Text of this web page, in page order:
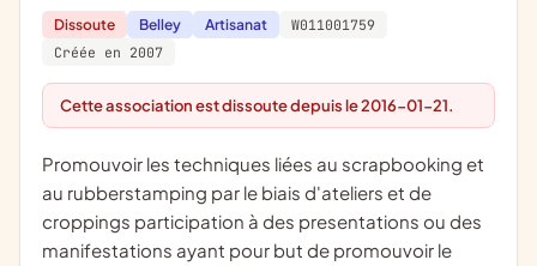
Dissoute Belley Artisanat
W011001759
Créée en 2007
Cette association est dissoute depuis le 2016-01-21.
promouvoir les techniques liées au scrapbooking et
au rubberstamping par le biais d'ateliers et de
croppings participation à des presentations ou des
manifestations ayant pour but de promouvoir le